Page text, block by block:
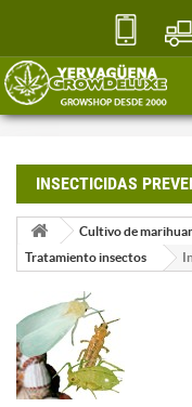
INSECTICIDAS
Cultivo de
Tratamiento insectos